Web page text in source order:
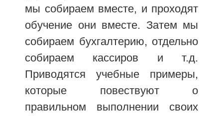
мы собираем вместе, и проходят
обучение они вместе. Затем мы
собираем бухгалтерию, отдельно
собираем кассиров и т.д.
Приводятся учебные примеры,
которые повествуют о
правильном выполнении своих